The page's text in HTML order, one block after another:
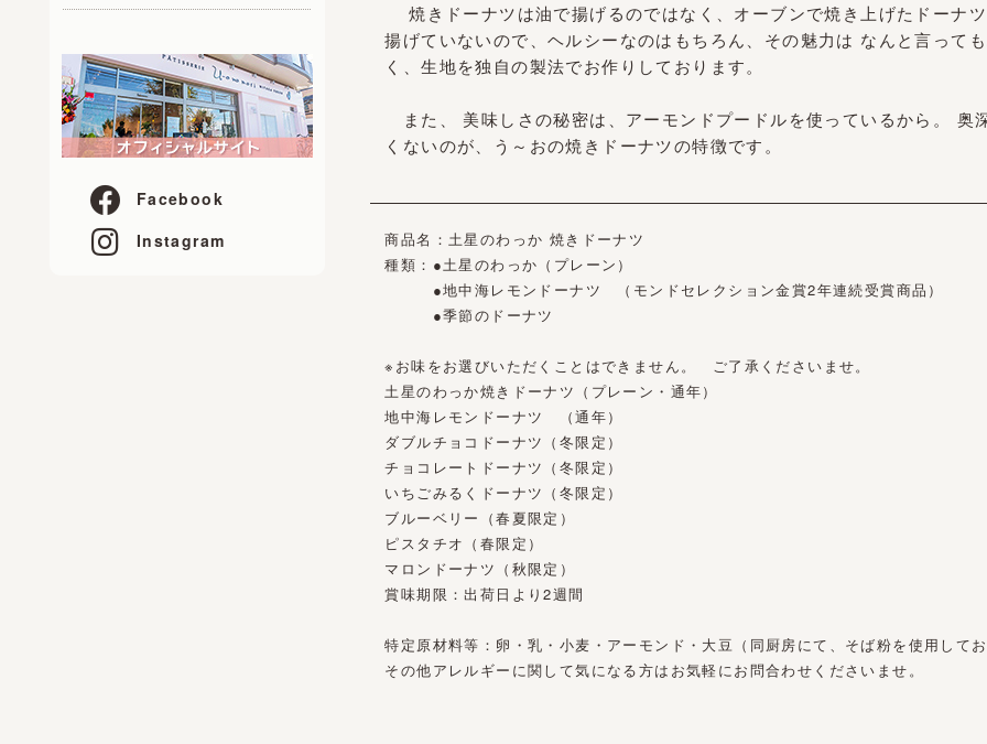
Facebook
Instagram
焼きドーナツは油で揚げるのではなく、オーブンで焼き上げたドーナツ
揚げていないので、ヘルシーなのはもちろん、その魅力は なんと言って
く、生地を独自の製法でお作りしております。
また、 美味しさの秘密は、アーモンドプードルを使っているから。 奥
くないのが、う～おの焼きドーナツの特徴です。
商品名：土星のわっか 焼きドーナツ
種類：●土星のわっか（プレーン）
●地中海レモンドーナツ （モンドセレクション金賞2年連続受賞商品）
●季節のドーナツ
※お味をお選びいただくことはできません。 ご了承くださいませ。
土星のわっか焼きドーナツ（プレーン・通年）
地中海レモンドーナツ （通年）
ダブルチョコドーナツ（冬限定）
チョコレートドーナツ（冬限定）
いちごみるくドーナツ（冬限定）
ブルーベリー（春夏限定）
ピスタチオ（春限定）
マロンドーナツ（秋限定）
賞味期限：出荷日より2週間
特定原材料等：卵・乳・小麦・アーモンド・大豆（同厨房にて、そば粉を使用してお
その他アレルギーに関して気になる方はお気軽にお問合わせくださいませ。